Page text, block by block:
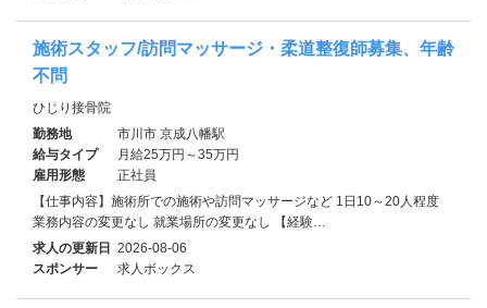
施術スタッフ/訪問マッサージ・柔道整復師募集、年齢
不問
ひじり接骨院
勤務地
市川市 京成八幡駅
給与タイプ
月給25万円～35万円
雇用形態
正社員
【仕事内容】施術所での施術や訪問マッサージなど 1日10～20人程度
業務内容の変更なし 就業場所の変更なし 【経験…
求人の更新日 2026-08-06
スポンサー
求人ボックス